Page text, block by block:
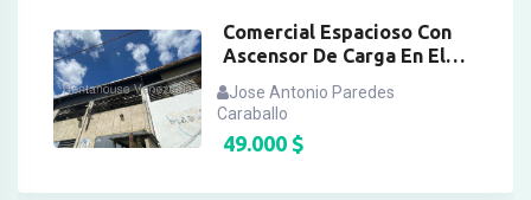
Comercial Espacioso Con
Ascensor De Carga En El
Jose Antonio Paredes
Caraballo
49.000$